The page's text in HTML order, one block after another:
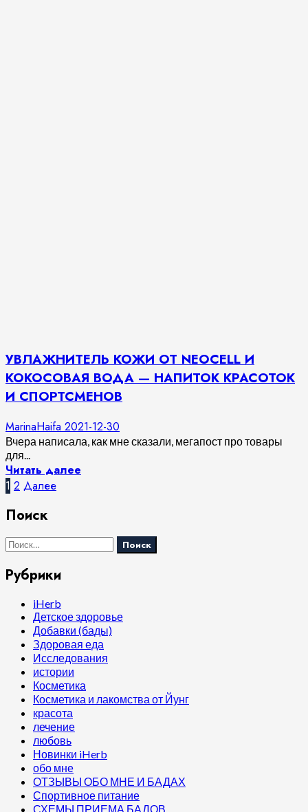
УВЛАЖНИТЕЛЬ КОЖИ ОТ NEOCELL И
КОКОСОВАЯ ВОДА — НАПИТОК КРАСОТОК
И СПОРТСМЕНОВ
MarinaHaifa 2021-12-30
Вчера написала, как мне сказали, мегапост про товары
для...
Читать далее
Пагинация
записей
1 2 Далее
Поиск
Найти:
Рубрики
iHerb
Детское здоровье
Добавки (бады)
Здоровая еда
Исследования
истории
Косметика
Косметика и лакомства от Йунг
красота
лечение
любовь
Новинки iHerb
обо мне
ОТЗЫВЫ ОБО МНЕ И БАДАХ
Спортивное питание
СХЕМЫ ПРИЕМА БАДОВ